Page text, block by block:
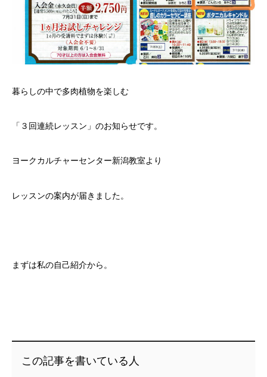
暮らしの中で多肉植物を楽しむ
「３回連続レッスン」のお知らせです。
ヨークカルチャーセンター新潟教室より
レッスンの案内が届きました。
まずは私の自己紹介から。
この記事を書いている人